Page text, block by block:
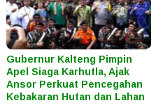
Gubernur Kalteng Pimpin
Apel Siaga Karhutla, Ajak
Ansor Perkuat Pencegahan
Kebakaran Hutan dan Lahan